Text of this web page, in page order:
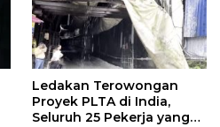
Ledakan Terowongan
Proyek PLTA di India,
Seluruh 25 Pekerja yang